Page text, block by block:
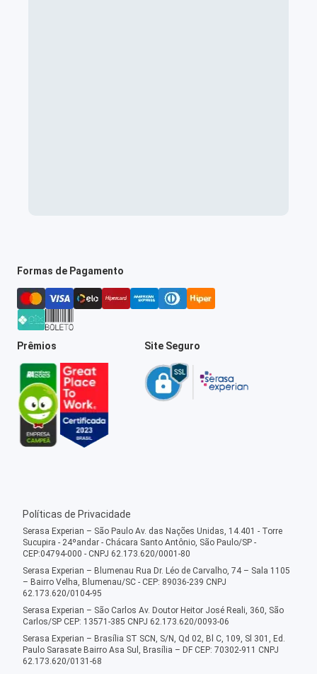
Formas de Pagamento
Prêmios Site Seguro
Políticas de Privacidade
Serasa Experian – São Paulo Av. das Nações Unidas, 14.401 - Torre
Sucupira - 24ºandar - Chácara Santo Antônio, São Paulo/SP -
CEP:04794-000 - CNPJ 62.173.620/0001-80
Serasa Experian – Blumenau Rua Dr. Léo de Carvalho, 74 – Sala 1105
– Bairro Velha, Blumenau/SC - CEP: 89036-239 CNPJ
62.173.620/0104-95
Serasa Experian – São Carlos Av. Doutor Heitor José Reali, 360, São
Carlos/SP CEP: 13571-385 CNPJ 62.173.620/0093-06
Serasa Experian – Brasília ST SCN, S/N, Qd 02, Bl C, 109, Sl 301, Ed.
Paulo Sarasate Bairro Asa Sul, Brasília – DF CEP: 70302-911 CNPJ
62.173.620/0131-68